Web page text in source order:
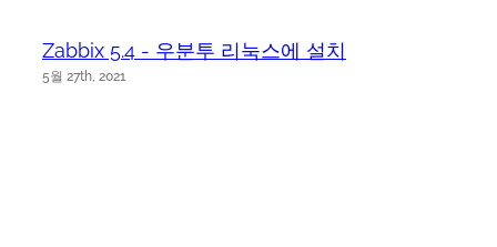
Zabbix 5.4 - 우분투 리눅스에 설치
5월 27th, 2021